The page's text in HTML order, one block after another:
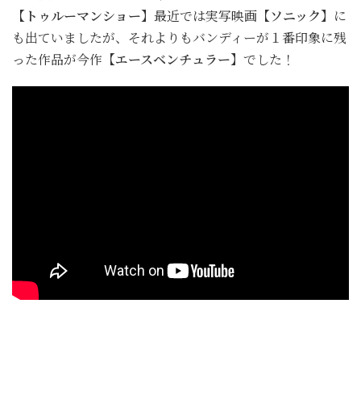
【トゥルーマンショー】 最近では実写映画 【ソニック】 に
も出ていましたが、それよりもバンディーが１番印象に残
った作品が今作 【エースベンチュラー】 でした！